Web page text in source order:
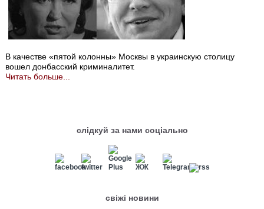
В качестве «пятой колонны» Москвы в украинскую столицу
вошел донбасский криминалитет.
Читать больше...
слідкуй за нами соціально
свіжі новини